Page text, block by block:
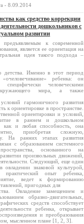
- 8.09.2014
как средство коррекции
дошкольников с
развитии
к современной
является ее ориентация на
идея такого подхода –
детства. Именно в этот период
ребенка: он
специфически человеческими
мира, а также
гармоничного развития
к ориентировке в пространстве.
ориентировки и условий,
в раннем и дошкольном
как и любая способность, она
приобретая сложную,
На ранних этапах развития
с образованием системного
основанного на
произвольных движений,
Следующий, еще один
знаковой культурой,
практический опыт ребенка,
ведет к формированию
пригодных для
Овладение замещением и
образно-двигательных,
средств способствует
ребенка, открывает
и преобразования
мысленном плане [1, 2, 3].